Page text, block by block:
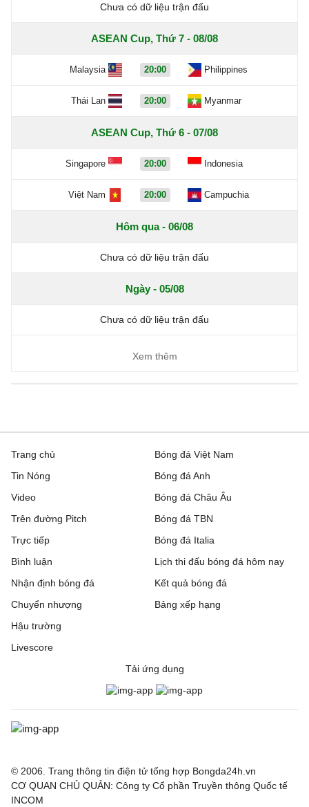
Chưa có dữ liệu trận đấu
ASEAN Cup, Thứ 7 - 08/08
Malaysia 20:00 Philippines
Thái Lan 20:00 Myanmar
ASEAN Cup, Thứ 6 - 07/08
Singapore 20:00 Indonesia
Việt Nam 20:00 Campuchia
Hôm qua - 06/08
Chưa có dữ liệu trận đấu
Ngày - 05/08
Chưa có dữ liệu trận đấu
Xem thêm
Trang chủ
Tin Nóng
Video
Trên đường Pitch
Trực tiếp
Bóng đá Việt Nam
Bóng đá Anh
Bóng đá Châu Âu
Bóng đá TBN
Bóng đá Italia
Bình luận
Nhận định bóng đá
Chuyển nhượng
Hậu trường
Livescore
Lịch thi đấu bóng đá hôm nay
Kết quả bóng đá
Bảng xếp hạng
Tải ứng dụng
© 2006. Trang thông tin điện tử tổng hợp Bongda24h.vn
CƠ QUAN CHỦ QUẢN: Công ty Cổ phần Truyền thông Quốc tế
INCOM